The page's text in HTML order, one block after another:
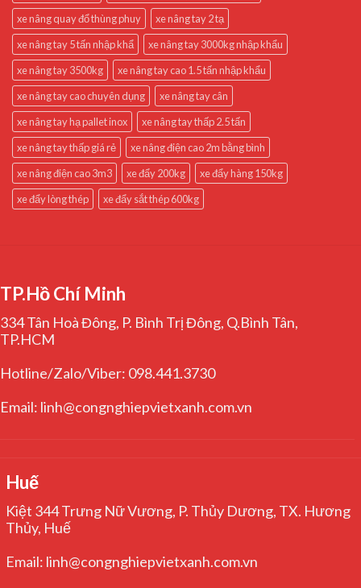
xe nâng quay đổ thùng phuy
xe nâng tay 2 tạ
xe nâng tay 5 tấn nhập khẩ
xe nâng tay 3000kg nhập khẩu
xe nâng tay 3500kg
xe nâng tay cao 1.5 tấn nhập khẩu
xe nâng tay cao chuyên dụng
xe nâng tay cân
xe nâng tay hạ pallet inox
xe nâng tay thấp 2.5 tấn
xe nâng tay thấp giá rẻ
xe nâng điện cao 2m bằng bình
xe nâng điện cao 3m3
xe đẩy 200kg
xe đẩy hàng 150kg
xe đẩy lòng thép
xe đẩy sắt thép 600kg
TP.Hồ Chí Minh
334 Tân Hoà Đông, P. Bình Trị Đông, Q.Bình Tân,
TP.HCM
Hotline/Zalo/Viber: 098.441.3730
Email: linh@congnghiepvietxanh.com.vn
Huế
Kiệt 344 Trưng Nữ Vương, P. Thủy Dương, TX. Hương
Thủy, Huế
Email: linh@congnghiepvietxanh.com.vn